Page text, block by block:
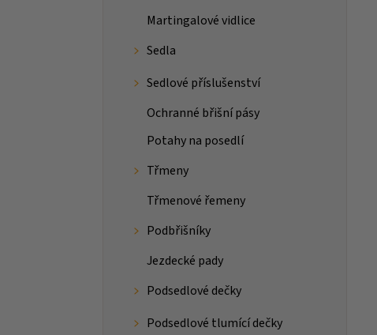
Martingalové vidlice
Sedla
Sedlové příslušenství
Ochranné břišní pásy
Potahy na posedlí
Třmeny
Třmenové řemeny
Podbřišníky
Jezdecké pady
Podsedlové dečky
Podsedlové tlumící dečky